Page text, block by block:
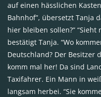
auf einen hässlichen
Bahnhof”, übersetzt Tanja
hier bleiben sollen?”
bestätigt Tanja. “Wo
Deutschland? Der Besitzer
komm mal her! Da sind
Taxifahrer. Ein Mann in
langsam herbei. “Sie